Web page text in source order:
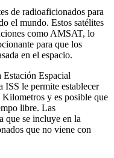
de radioaficionados para
el mundo. Estos satélites
como AMSAT, lo
para que los
en el espacio.
Espacial
ISS le permite establecer
Kilometros y es posible que
libre. Las
que se incluye en la
que no viene con